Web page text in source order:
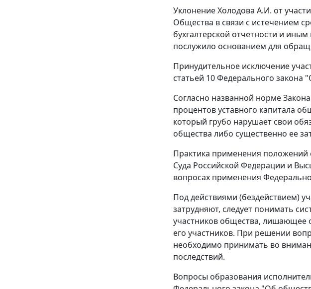
Уклонение Холодова А.И. от
Общества в связи с истечением
бухгалтерской отчетности и
послужило основанием для
Принудительное исключение
статьей 10 Федерального закона
Согласно названной норме
процентов уставного капитала
который грубо нарушает свои
общества либо существенно ее
Практика применения положений
Суда Российской Федерации и
вопросах применения
Под действиями (бездействием)
затрудняют, следует понимать
участников общества, лишающее
его участников. При решении
необходимо принимать во
последствий.
Вопросы образования